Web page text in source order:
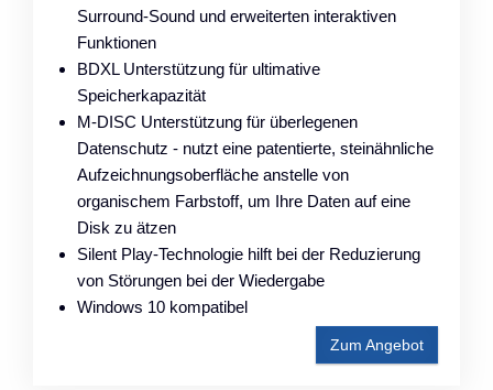
Surround-Sound und erweiterten interaktiven
Funktionen
BDXL Unterstützung für ultimative
Speicherkapazität
M-DISC Unterstützung für überlegenen
Datenschutz - nutzt eine patentierte, steinähnliche
Aufzeichnungsoberfläche anstelle von
organischem Farbstoff, um Ihre Daten auf eine
Disk zu ätzen
Silent Play-Technologie hilft bei der Reduzierung
von Störungen bei der Wiedergabe
Windows 10 kompatibel
Zum Angebot